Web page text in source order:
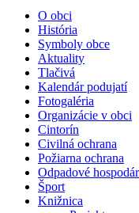
O obci
História
Symboly obce
Aktuality
Tlačivá
Kalendár podujatí
Fotogaléria
Organizácie v obci
Cintorín
Civilná ochrana
Požiarna ochrana
Odpadové
Šport
Knižnica